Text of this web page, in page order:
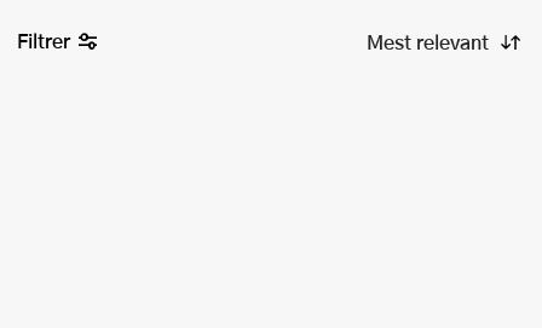
Filtrer